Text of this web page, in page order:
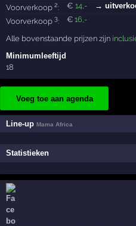
Voorverkoop2: € 14 ,-
→
Voorverkoop3: €16 ,-
Alle bovenstaande prijzen zijn
Minimumleeftijd
18
Voeg toe aan agenda
Line-upMama Africa
Statistieken